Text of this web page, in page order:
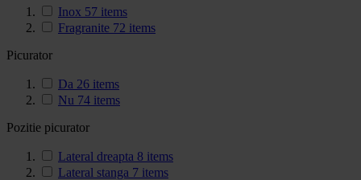
Inox 57 items
Fragranite 72 items
Picurator
Da 26 items
Nu 74 items
Pozitie picurator
Lateral dreapta 8 items
Lateral stanga 7 items